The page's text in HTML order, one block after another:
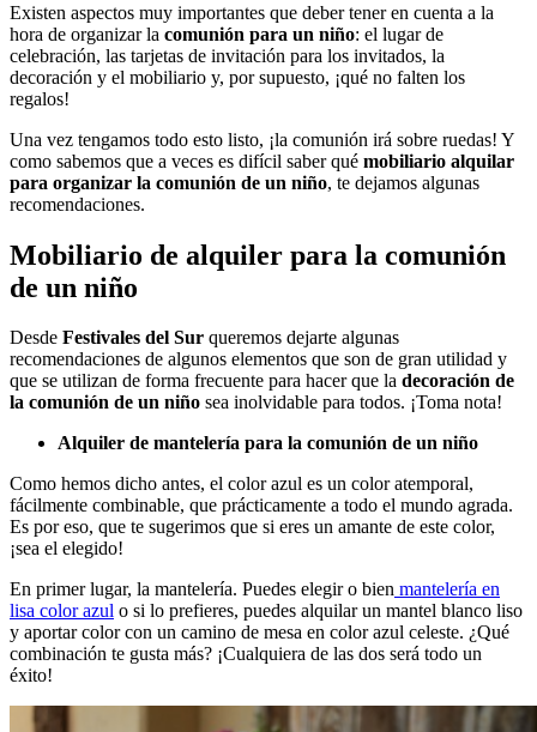
Existen aspectos muy importantes que deber tener en cuenta a la
hora de organizar la comunión para un niño: el lugar de
celebración, las tarjetas de invitación para los invitados, la
decoración y el mobiliario y, por supuesto, ¡qué no falten los
regalos!
Una vez tengamos todo esto listo, ¡la comunión irá sobre ruedas! Y
como sabemos que a veces es difícil saber qué mobiliario alquilar
para organizar la comunión de un niño, te dejamos algunas
recomendaciones.
Mobiliario de alquiler para la comunión
de un niño
Desde Festivales del Sur queremos dejarte algunas
recomendaciones de algunos elementos que son de gran utilidad y
que se utilizan de forma frecuente para hacer que la decoración de
la comunión de un niño sea inolvidable para todos. ¡Toma nota!
Alquiler de mantelería para la comunión de un niño
Como hemos dicho antes, el color azul es un color atemporal,
fácilmente combinable, que prácticamente a todo el mundo agrada.
Es por eso, que te sugerimos que si eres un amante de este color,
¡sea el elegido!
En primer lugar, la mantelería. Puedes elegir o bien mantelería en
lisa color azul o si lo prefieres, puedes alquilar un mantel blanco liso
y aportar color con un camino de mesa en color azul celeste. ¿Qué
combinación te gusta más? ¡Cualquiera de las dos será todo un
éxito!